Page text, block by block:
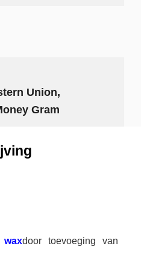
Union,
Gram
waxdoor toevoeging van